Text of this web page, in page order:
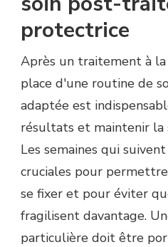
protectrice
Après un traitement à
place d'une routine de
adaptée est
résultats et maintenir la
Les semaines qui
cruciales pour
se fixer et pour éviter
fragilisent davantage.
particulière doit être